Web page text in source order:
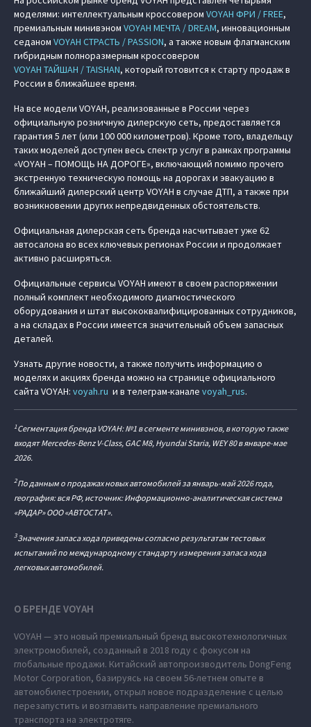
моделями: интеллектуальным кроссовером VOYAH ФРИ / FREE,
премиальным минивэном VOYAH МЕЧТА / DREAM, инновационным
седаном VOYAH СТРАСТЬ / PASSION, а также новым флагманским
гибридным полноразмерным кроссовером
VOYAH ТАЙШАН / TAISHAN, который готовится к старту продаж в
России в ближайшее время.
На все модели VOYAH, реализованные в России через
официальную розничную дилерскую сеть, предоставляется
гарантия 5 лет (или 100 000 километров). Кроме того, владельцу
таких моделей доступен весь спектр услуг в рамках программы
«VOYAH – ПОМОЩЬ НА ДОРОГЕ», включающий помимо прочего
экстренную техническую помощь на дорогах и эвакуацию в
ближайший дилерский центр VOYAH в случае ДТП, а также при
возникновении других непредвиденных обстоятельств.
Официальная дилерская сеть бренда насчитывает уже 62
автосалона во всех ключевых регионах России и продолжает
активно расширяться.
Официальные сервисы VOYAH имеют в своем распоряжении
полный комплект необходимого диагностического
оборудования и штат высококвалифицированных сотрудников,
а на складах в России имеется значительный объем запасных
деталей.
Узнать другие новости, а также получить информацию о
моделях и акциях бренда можно на странице официального
сайта VOYAH: voyah.ru и в телеграм-канале voyah_rus.
1Сегментация бренда VOYAH: №1 в сегменте минивэнов, в которую также
входят Mercedes-Benz V-Class, GAC M8, Hyundai Staria, WEY 80 в январе-мае
2026.
2По данным о продажах новых автомобилей за январь-май 2026 года,
география: вся РФ, источник: Информационно-аналитическая система
«РАДАР» ООО «АВТОСТАТ».
3Значения запаса хода приведены согласно результатам тестовых
испытаний по международному стандарту измерения запаса хода
легковых автомобилей.
О БРЕНДЕ VOYAH
VOYAH — это новый премиальный бренд высокотехнологичных
электромобилей, созданный в 2018 году с фокусом на
глобальные продажи. Китайский автопроизводитель DongFeng
Motor Corporation, базируясь на своем 56-летнем опыте в
автомобилестроении, открыл новое подразделение с целью
перезапустить и возглавить направление премиального
транспорта на электротяге.